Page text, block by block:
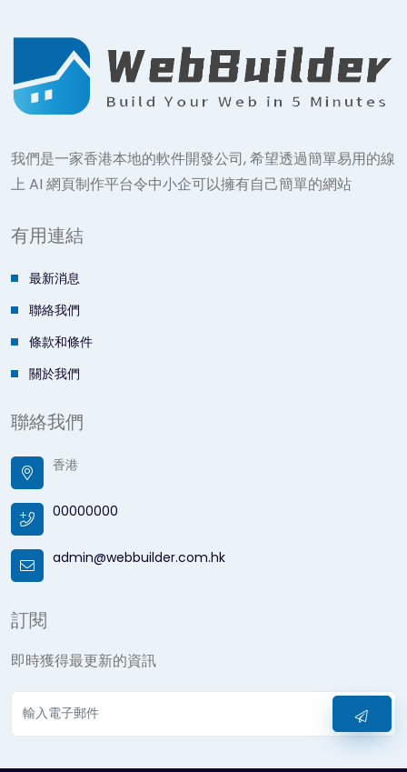
我們是一家香港本地的軟件開發公司, 希望透過簡單易用的線
上 AI 網頁制作平台令中小企可以擁有自己簡單的網站
有用連結
最新消息
聯絡我們
條款和條件
關於我們
聯絡我們
香港
00000000
admin@webbuilder.com.hk
訂閱
即時獲得最更新的資訊